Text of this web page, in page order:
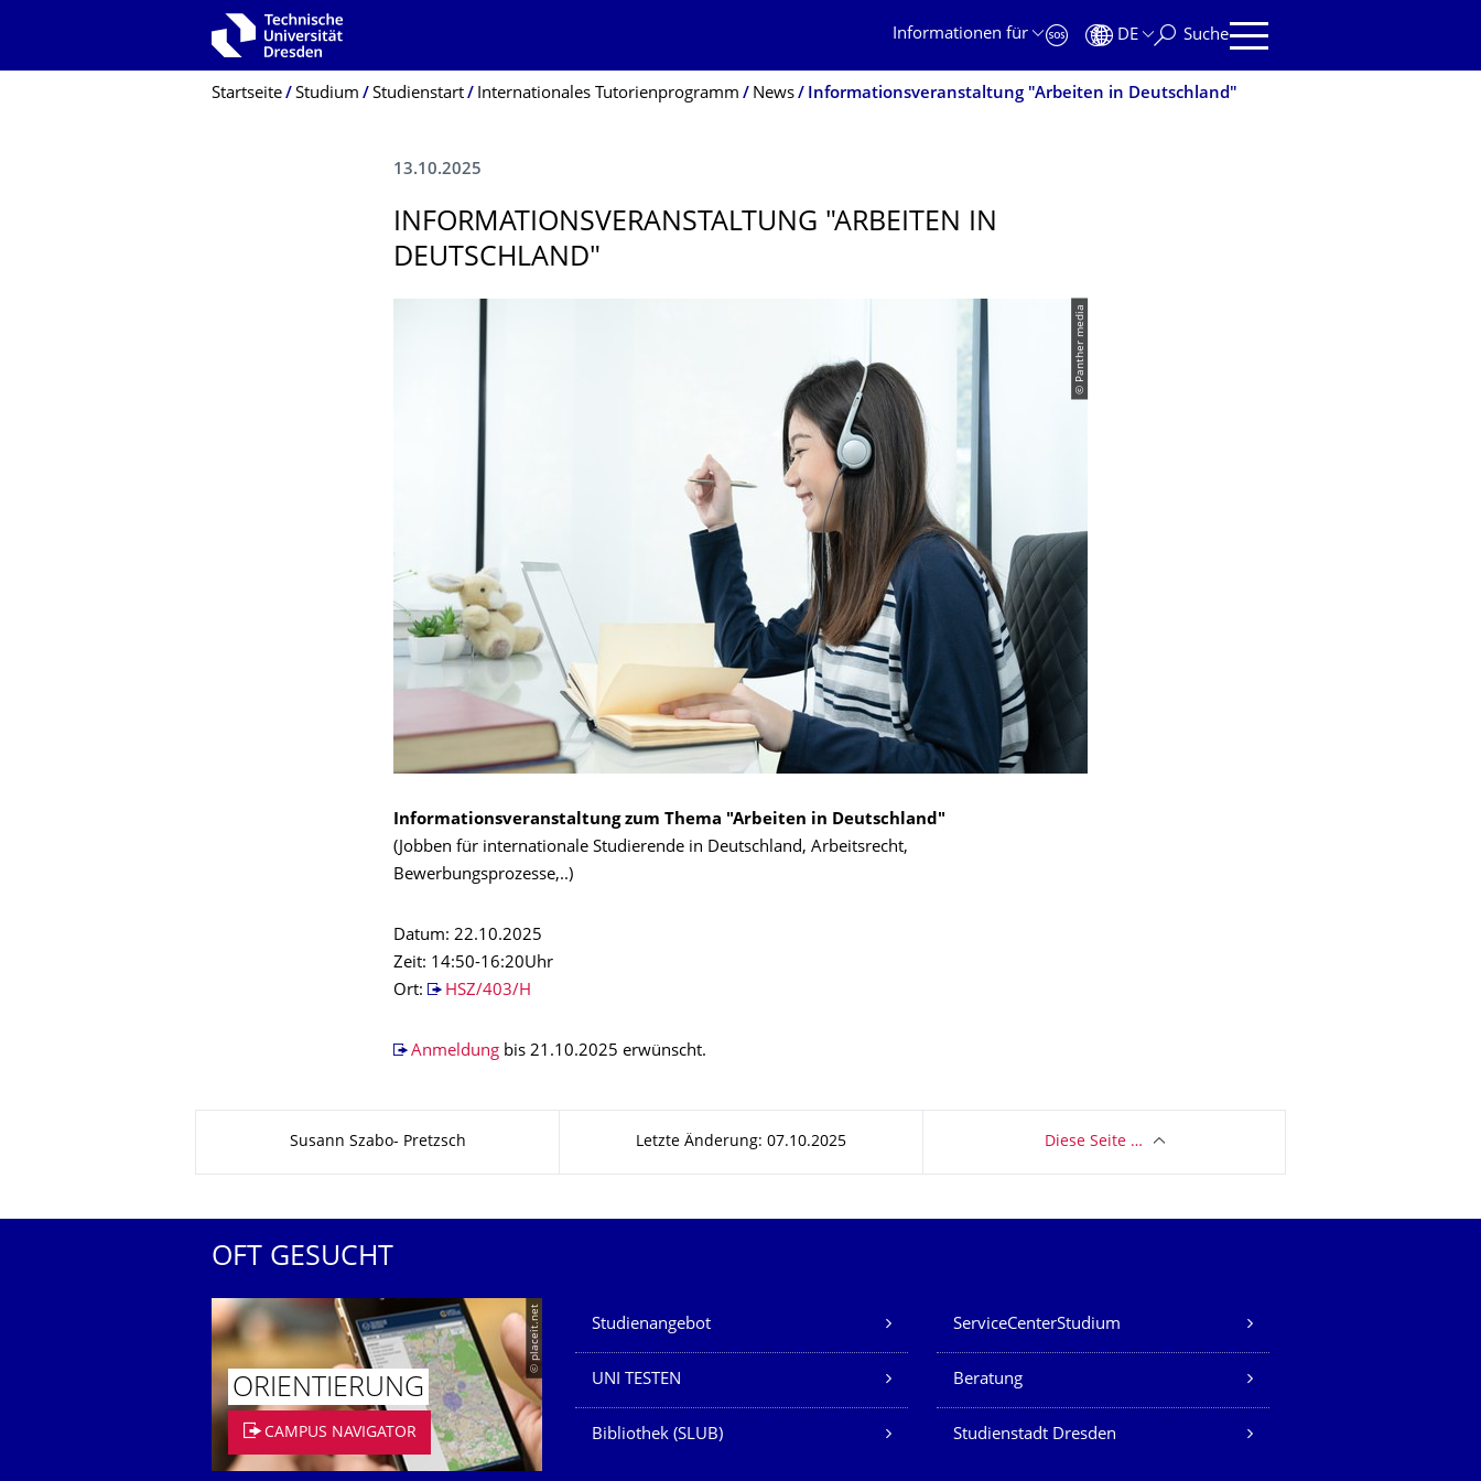
Zur Hauptnavigation springen
Informationen für
DE Suche
Breadcrumb-Menü
Startseite Studium Studienstart Internationales Tutorienprogramm News Informationsveranstaltung "Arbeiten in Deutschland"
13.10.2025
INFORMATIONS­VERANSTALTUNG "ARBEITEN IN
DEUTSCHLAND"
© Panther media
Informationsveranstaltung zum Thema "Arbeiten in Deutschland"
(Jobben für internationale Studierende in Deutschland, Arbeitsrecht,
Bewerbungsprozesse,..)
Datum: 22.10.2025
Zeit: 14:50-16:20Uhr
Ort:
HSZ/403/H
Anmeldungbis 21.10.2025 erwünscht.
Susann Szabo- Pretzsch Letzte Änderung: 07.10.2025 Diese Seite …
OFT GESUCHT
© placeit.net
ORIENTIERUNG
CAMPUS NAVIGATOR
Unsere Dienste
Studienangebot ServiceCenterStudium
UNI TESTEN Beratung
Bibliothek (SLUB) Studienstadt Dresden